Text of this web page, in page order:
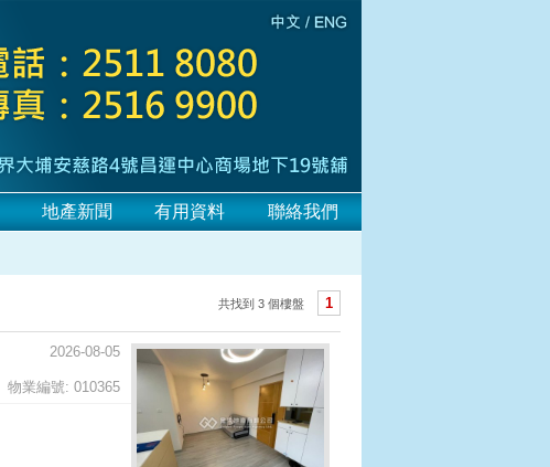
地產新聞 有用資料 聯絡我們
共找到 3 個樓盤 1
2026-08-05
物業編號: 010365